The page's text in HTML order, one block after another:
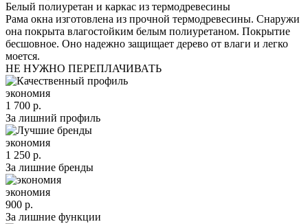
Белый полиуретан и каркас из термодревесины
Рама окна изготовлена из прочной термодревесины. Снаружи
она покрыта влагостойким белым полиуретаном. Покрытие
бесшовное. Оно надежно защищает дерево от влаги и легко
моется.
НЕ НУЖНО ПЕРЕПЛАЧИВАТЬ
экономия
1 700 р.
За лишний профиль
экономия
1 250 р.
За лишние бренды
экономия
900 р.
За лишние функции